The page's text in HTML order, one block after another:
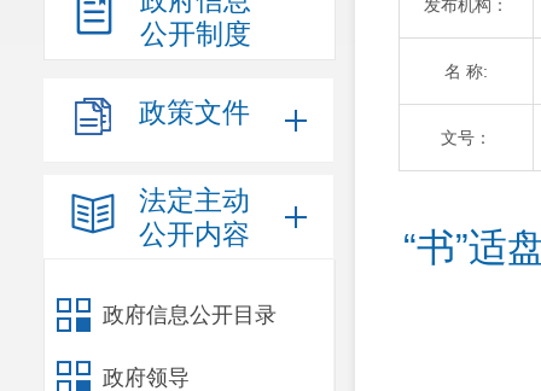
公开制度
政策文件
法定主动
公开内容
政府信息公开目录
政府领导
发布机构：
名 称:
文号：
“书”适